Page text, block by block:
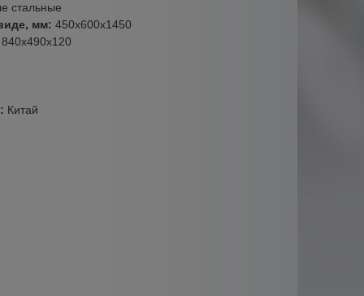
стальные
мм: 450х600х1450
840х490х120
Китай